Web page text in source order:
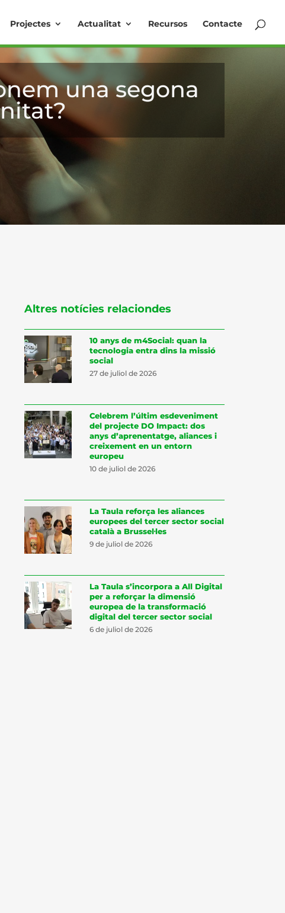
Projectes Actualitat Recursos Contacte
una segona
Altres notícies relaciondes
10 anys de m4Social: quan la
tecnologia entra dins la missió
social
27 de juliol de 2026
Celebrem l’últim esdeveniment
del projecte DO Impact: dos
anys d’aprenentatge, aliances i
creixement en un entorn
europeu
10 de juliol de 2026
La Taula reforça les aliances
europees del tercer sector social
català a Brussel·les
9 de juliol de 2026
La Taula s’incorpora a All Digital
per a reforçar la dimensió
europea de la transformació
digital del tercer sector social
6 de juliol de 2026